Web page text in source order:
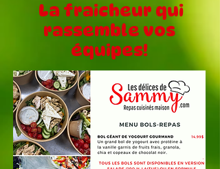
La fraicheur qui
rassemble vos
équipes!